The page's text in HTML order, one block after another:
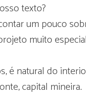
texto?
um pouco
muito
é natural do
capital mineira.